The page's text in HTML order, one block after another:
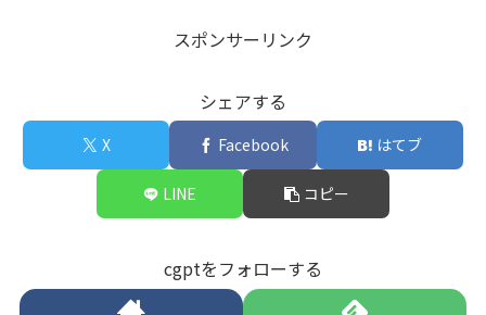
スポンサーリンク
シェアする
X Facebook はてブ
LINE コピー
cgptをフォローする